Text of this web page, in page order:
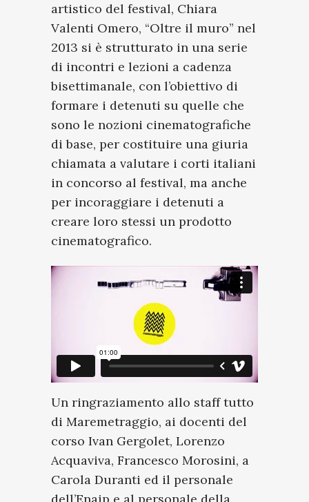
artistico del festival, Chiara
Valenti Omero, “Oltre il muro” nel
2013 si è strutturato in una serie
di incontri e lezioni a cadenza
bisettimanale, con l’obiettivo di
formare i detenuti su quelle che
sono le nozioni cinematografiche
di base, per costituire una giuria
chiamata a valutare i corti italiani
in concorso al festival, ma anche
per incoraggiare i detenuti a
creare loro stessi un prodotto
cinematografico.
Un ringraziamento allo staff tutto
di Maremetraggio, ai docenti del
corso Ivan Gergolet, Lorenzo
Acquaviva, Francesco Morosini, a
Carola Duranti ed il personale